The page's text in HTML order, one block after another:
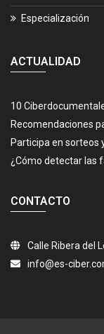
Especialización
ACTUALIDAD
10
Recomendaciones
Participa en sorteos
¿Cómo detectar las
CONTACTO
Calle Ribera del
info@es-